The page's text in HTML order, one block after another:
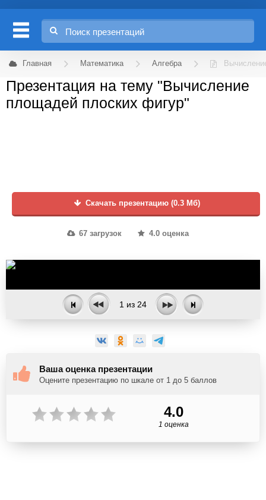
Главная Математика Алгебра
Презентация на тему "Вычисление
площадей плоских фигур"
Скачать презентацию (0.3 Мб)
67 загрузок 4.0 оценка
1 из 24
Ваша оценка презентации
Оцените презентацию по шкале от 1 до 5 баллов
4.0
1 оценка